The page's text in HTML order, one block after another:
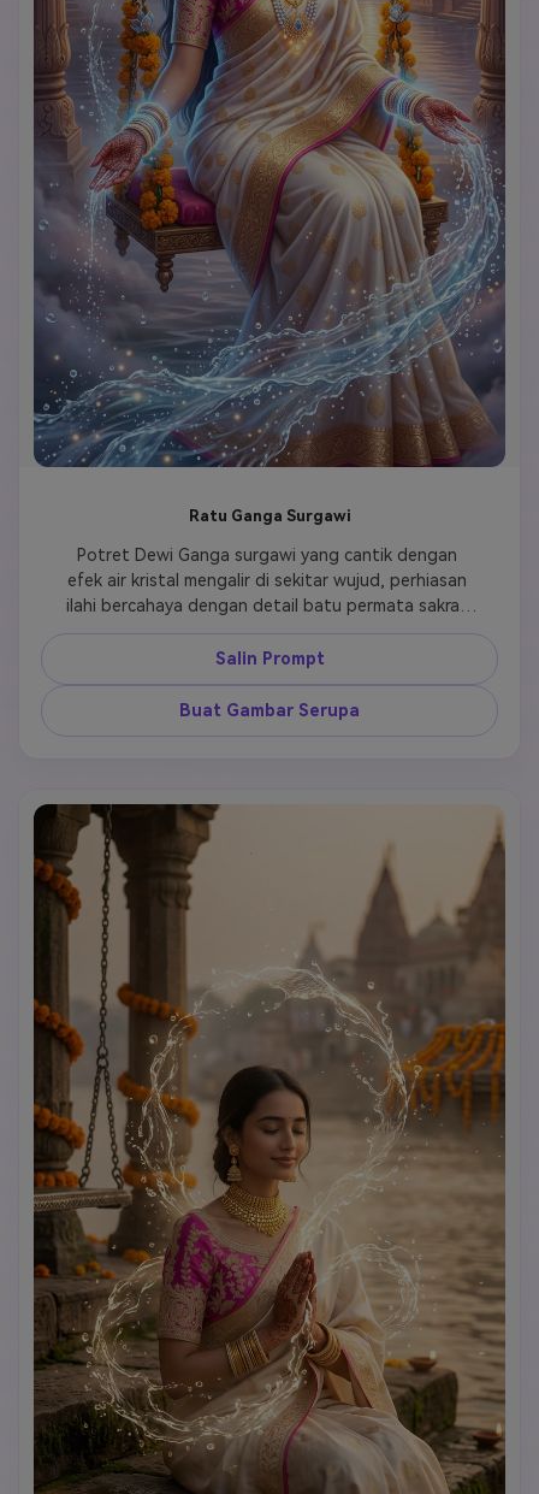
Ratu Ganga Surgawi
Potret Dewi Ganga surgawi yang cantik dengan
efek air kristal mengalir di sekitar wujud, perhiasan
ilahi bercahaya dengan detail batu permata sakral,
latar belakang kuil India ilahi dengan arsitektur yang
rumit, kualitas seni spiritual ultra HD, mahkota
surgawi melambangkan kedaulatan ilahi, keindahan
ethereal yang memadukan esensi manusia dan ilahi,
ekspresi tenang dan damai memancarkan kasih
devosional spiritual yang menekankan kehadiran
Salin Prompt
Buat Gambar Serupa